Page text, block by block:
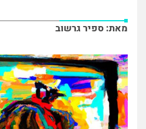
מאת: ספיר גרשוב